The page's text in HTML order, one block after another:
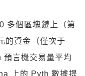
多個區塊鏈上（第
的資金（僅次于
言機交易量平均
上的 Pyth 數據提